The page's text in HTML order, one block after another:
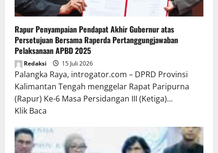
Rapur Penyampaian Pendapat Akhir Gubernur atas
Persetujuan Bersama Raperda Pertanggungjawaban
Pelaksanaan APBD 2025
Redaksi 15 Juli 2026
Palangka Raya, introgator.com – DPRD Provinsi
Kalimantan Tengah menggelar Rapat Paripurna
(Rapur) Ke-6 Masa Persidangan III (Ketiga)...
Klik Baca
about
Rapur